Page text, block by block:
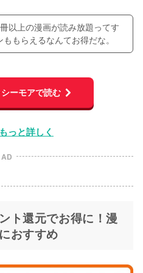
以上の漫画が読み放題ってす
もらえるなんてお得だな。
ーモアで読む
っと詳しく
AD
ト還元でお得に！漫
おすすめ